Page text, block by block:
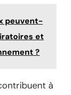
peuvent-
et
?
à